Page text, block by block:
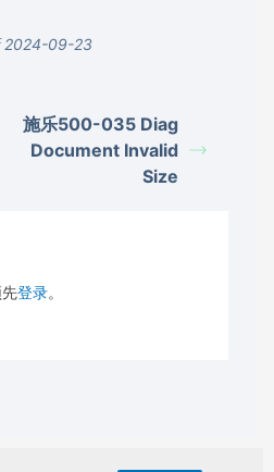
2024-09-23
施乐500-035 Diag
Document Invalid
Size
登录。